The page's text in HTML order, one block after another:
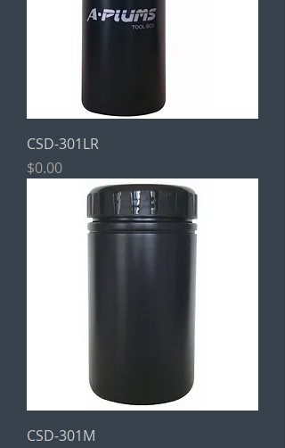
CSD-301LR
價格
$0.00
CSD-301M